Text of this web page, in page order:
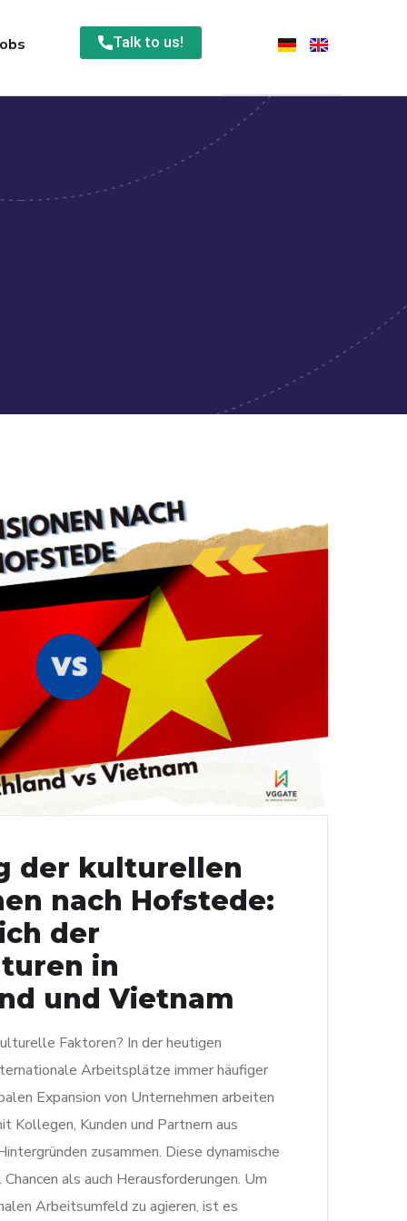
Talk to us!
der kulturellen
nach Hofstede:
der
in
und Vietnam
Faktoren? In der heutigen
Arbeitsplätze immer häufiger
Expansion von Unternehmen arbeiten
Kollegen, Kunden und Partnern aus
zusammen. Diese dynamische
als auch Herausforderungen. Um
Arbeitsumfeld zu agieren, ist es